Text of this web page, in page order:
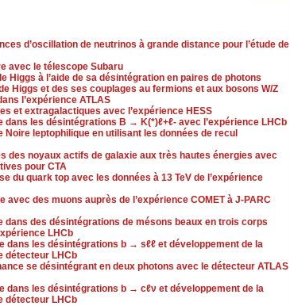
d’oscillation de neutrinos à grande distance pour l’étude de
avec le télescope Subaru
Higgs à l’aide de sa désintégration en paires de photons
Higgs et des ses couplages au fermions et aux bosons W/Z
l’expérience ATLAS
et extragalactiques avec l’expérience HESS
dans les désintégrations B → K(*)ℓ+ℓ- avec l’expérience LHCb
leptophilique en utilisant les données de recul
des noyaux actifs de galaxie aux très hautes énergies avec
pour CTA
du quark top avec les données à 13 TeV de l’expérience
avec des muons auprès de l’expérience COMET à J-PARC
dans des désintégrations de mésons beaux en trois corps
LHCb
dans les désintégrations b → sℓℓ et développement de la
détecteur LHCb
se désintégrant en deux photons avec le détecteur ATLAS
dans les désintégrations b → cℓν et développement de la
détecteur LHCb